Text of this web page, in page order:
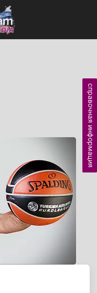
справочная информация